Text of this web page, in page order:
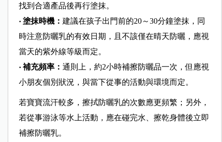
找到合適產品後再行塗抹。
‧ 塗抹時機： 建議在孩子出門前的20～30分鐘塗抹，同
時注意防曬乳的有效日期，且不該僅在晴天防曬，應視
當天的紫外線等級而定。
‧ 補充頻率： 通則上，約2小時補擦防曬品一次，但應視
小朋友個別狀況，與當下從事的活動與環境而定。
若寶寶流汗較多，擦拭防曬乳的次數應更頻繁；另外，
若從事游泳等水上活動，應在碰完水、擦乾身體後立即
補擦防曬乳。